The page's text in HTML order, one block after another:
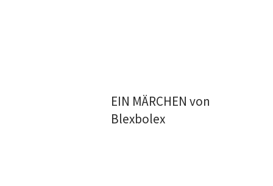
EIN MÄRCHEN von
Blexbolex